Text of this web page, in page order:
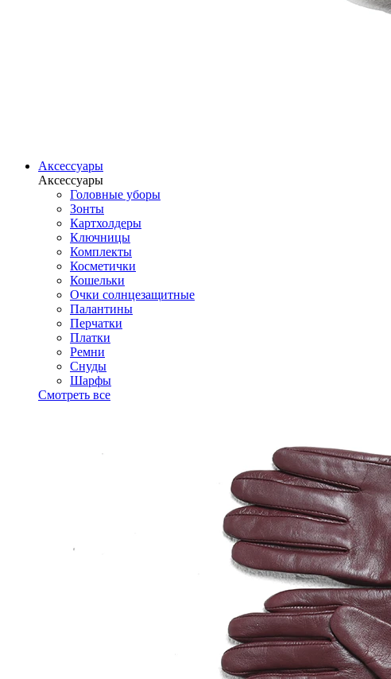
Аксессуары
Аксессуары
Головные уборы
Зонты
Картхолдеры
Ключницы
Комплекты
Косметички
Кошельки
Очки солнцезащитные
Палантины
Перчатки
Платки
Ремни
Снуды
Шарфы
Смотреть все